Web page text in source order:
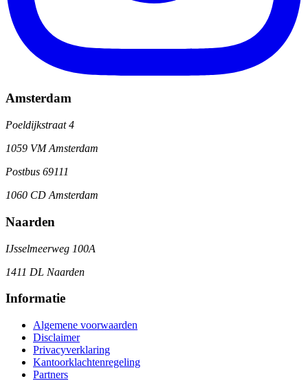
Amsterdam
Poeldijkstraat 4
1059 VM Amsterdam
Postbus 69111
1060 CD Amsterdam
Naarden
IJsselmeerweg 100A
1411 DL Naarden
Informatie
Algemene voorwaarden
Disclaimer
Privacyverklaring
Kantoorklachtenregeling
Partners